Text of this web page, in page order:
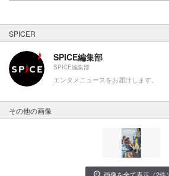
SPICER
SPICE編集部
SPICE編集部
エンタメニュースをお届けします。
その他の画像